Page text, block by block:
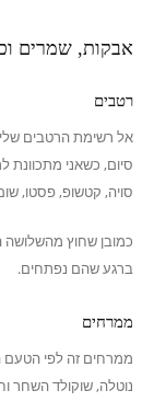
אבקות, שמרים
רטבים
אל רשימת הרטבים
סיום, כשאני מתכוונת
סויה, קטשופ, פסטו,
כמובן שחוץ
ברגע שהם נפתחים.
ממרחים
ממרחים זה לפי הטעם
נוטלה, שוקולד השחר